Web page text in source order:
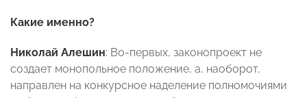
Какие именно?
Николай Алешин: Во-первых, законопроект не
создает монопольное положение, а, наоборот,
направлен на конкурсное наделение полномочиями